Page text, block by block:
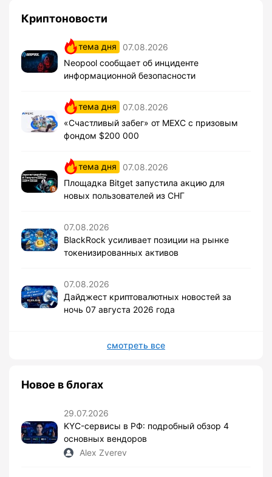
Криптоновости
тема дня
07.08.2026
Neopool сообщает об инциденте
информационной безопасности
тема дня
07.08.2026
«Счастливый забег» от MEXC с призовым
фондом $200 000
тема дня
07.08.2026
Площадка Bitget запустила акцию для
новых пользователей из СНГ
07.08.2026
BlackRock усиливает позиции на рынке
токенизированных активов
07.08.2026
Дайджест криптовалютных новостей за
ночь 07 августа 2026 года
смотреть все
Новое в блогах
29.07.2026
KYC-сервисы в РФ: подробный обзор 4
основных вендоров
Alex Zverev